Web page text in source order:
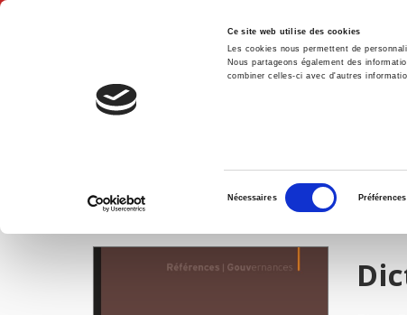
Ce site web utilise des cookies
Les cookies nous permettent de
Nous partageons également des
combiner celles-ci avec d'autres
consentement
Nécessaires Préférences
IMAGES